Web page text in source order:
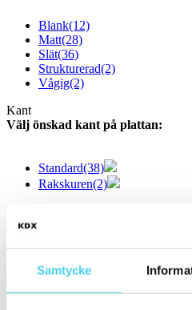
Samtycke
Blank(12)
Matt(28)
Slät(36)
Strukturerad(2)
Vågig(2)
Kant
Välj önskad kant på plattan:
Standard(38)
Rakskuren(2)
Pris
Välj en eller flera prisgrupper:
m²
100 till 200 kr(11)